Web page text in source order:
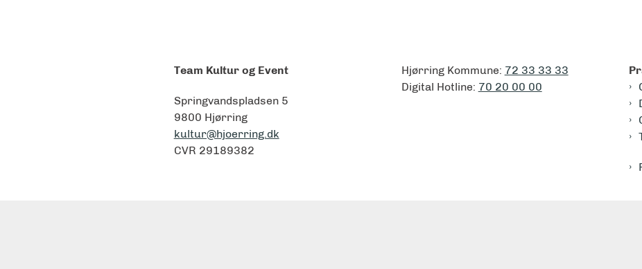
Team Kultur og Event
Springvandspladsen 5
9800 Hjørring
kultur@hjoerring.dk
CVR 29189382
Hjørring Kommune: 72 33 33 33
Digital Hotline: 70 20 00 00